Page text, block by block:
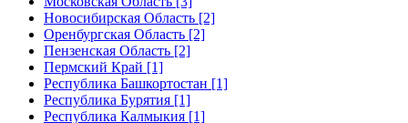
Новосибирская Область [2]
Оренбургская Область [2]
Пензенская Область [2]
Пермский Край [1]
Республика Башкортостан [1]
Республика Бурятия [1]
Республика Калмыкия [1]